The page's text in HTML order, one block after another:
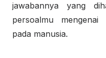
jawabannya yang
persoalmu
pada manusia.